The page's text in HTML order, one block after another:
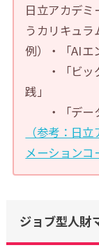
日立アカデミ
うカリキュラ
例）・「AIエ
・「ビッグ
践」
・「デー
（参考：日
メーションコ
ジョブ型人財